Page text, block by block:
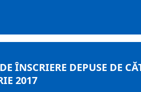
ÎNSCRIERE DEPUSE DE
2017